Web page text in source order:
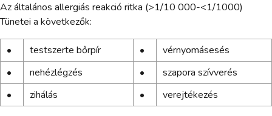
Az általános allergiás reakció ritka (>1/10 000-<1/1000)
Tünetei a következők:
• testszerte bőrpír •
vérnyomásesés
•
nehézlégzés •
szapora szívverés
•
zihálás • verejtékezés